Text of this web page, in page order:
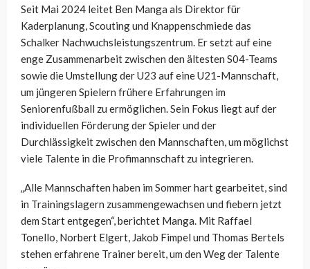
Seit Mai 2024 leitet Ben Manga als Direktor für
Kaderplanung, Scouting und Knappenschmiede das
Schalker Nachwuchsleistungszentrum. Er setzt auf eine
enge Zusammenarbeit zwischen den ältesten S04-Teams
sowie die Umstellung der U23 auf eine U21-Mannschaft,
um jüngeren Spielern frühere Erfahrungen im
Seniorenfußball zu ermöglichen. Sein Fokus liegt auf der
individuellen Förderung der Spieler und der
Durchlässigkeit zwischen den Mannschaften, um möglichst
viele Talente in die Profimannschaft zu integrieren.
„Alle Mannschaften haben im Sommer hart gearbeitet, sind
in Trainingslagern zusammengewachsen und fiebern jetzt
dem Start entgegen“, berichtet Manga. Mit Raffael
Tonello, Norbert Elgert, Jakob Fimpel und Thomas Bertels
stehen erfahrene Trainer bereit, um den Weg der Talente